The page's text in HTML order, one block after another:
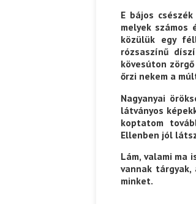
E bájos
melyek számos
közülük egy
rózsaszínű
kövesúton
őrzi nekem a
Nagyanyai
látványos
koptatom
Ellenben jól
Lám, valami ma
vannak
minket.